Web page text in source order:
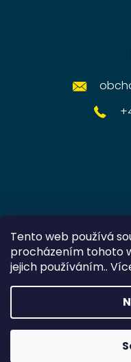
Tento web používá
procházením tohoto
jejich používáním..